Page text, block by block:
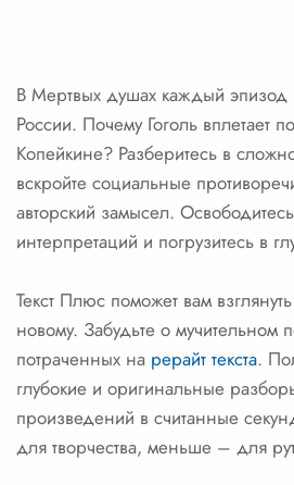
В Мертвых душах каждый
России. Почему Гоголь вплетает
Копейкине? Разберитесь в
вскройте социальные
авторский замысел.
интерпретаций и погрузитесь в
Текст Плюс поможет вам
новому. Забудьте о мучительном
потраченных на рерайт текста.
глубокие и оригинальные
произведений в считанные
для творчества, меньше – для